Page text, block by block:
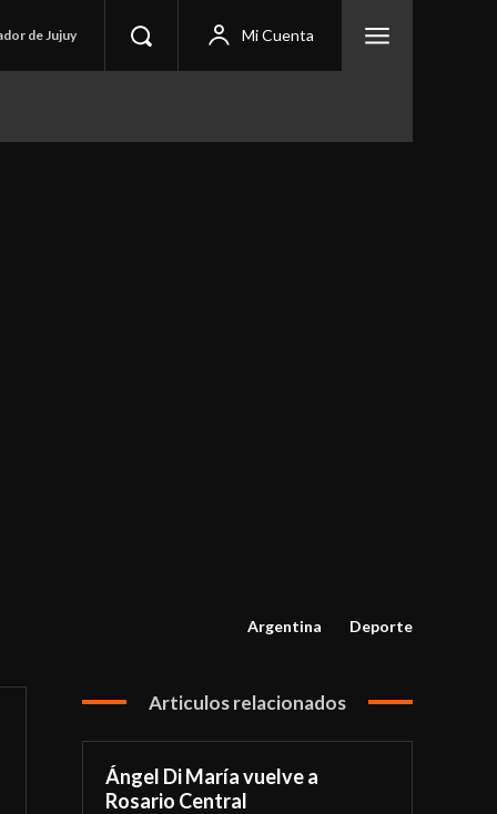
de Jujuy Mi Cuenta
Argentina Deporte
Articulos relacionados
Ángel Di María vuelve a
Rosario Central